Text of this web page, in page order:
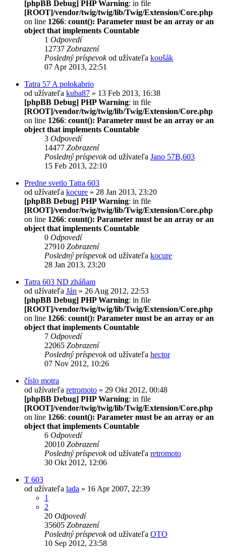
[phpBB Debug] PHP Warning: in file
[ROOT]/vendor/twig/twig/lib/Twig/Extension/Core.php
on line 1266: count(): Parameter must be an array or an
object that implements Countable
1 Odpovedí
12737 Zobrazení
Posledný príspevokod užívateľa koušák
07 Apr 2013, 22:51
Tatra 57 A polokabrio
od užívateľa kuba87 » 13 Feb 2013, 16:38
[phpBB Debug] PHP Warning: in file
[ROOT]/vendor/twig/twig/lib/Twig/Extension/Core.php
on line 1266: count(): Parameter must be an array or an
object that implements Countable
3 Odpovedí
14477 Zobrazení
Posledný príspevokod užívateľa Jano 57B,603
15 Feb 2013, 22:10
Predne svetlo Tatra 603
od užívateľa kocure » 28 Jan 2013, 23:20
[phpBB Debug] PHP Warning: in file
[ROOT]/vendor/twig/twig/lib/Twig/Extension/Core.php
on line 1266: count(): Parameter must be an array or an
object that implements Countable
0 Odpovedí
27910 Zobrazení
Posledný príspevokod užívateľa kocure
28 Jan 2013, 23:20
Tatra 603 ND zháňam
od užívateľa Ján » 26 Aug 2012, 22:53
[phpBB Debug] PHP Warning: in file
[ROOT]/vendor/twig/twig/lib/Twig/Extension/Core.php
on line 1266: count(): Parameter must be an array or an
object that implements Countable
7 Odpovedí
22065 Zobrazení
Posledný príspevokod užívateľa hector
07 Nov 2012, 10:26
číslo motra
od užívateľa retromoto » 29 Okt 2012, 00:48
[phpBB Debug] PHP Warning: in file
[ROOT]/vendor/twig/twig/lib/Twig/Extension/Core.php
on line 1266: count(): Parameter must be an array or an
object that implements Countable
6 Odpovedí
20010 Zobrazení
Posledný príspevokod užívateľa retromoto
30 Okt 2012, 12:06
T 603
od užívateľa lada » 16 Apr 2007, 22:39
1
2
20 Odpovedí
35605 Zobrazení
Posledný príspevokod užívateľa OTO
10 Sep 2012, 23:58